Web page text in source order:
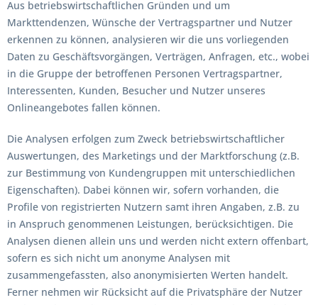
Aus betriebswirtschaftlichen Gründen und um
Markttendenzen, Wünsche der Vertragspartner und Nutzer
erkennen zu können, analysieren wir die uns vorliegenden
Daten zu Geschäftsvorgängen, Verträgen, Anfragen, etc., wobei
in die Gruppe der betroffenen Personen Vertragspartner,
Interessenten, Kunden, Besucher und Nutzer unseres
Onlineangebotes fallen können.
Die Analysen erfolgen zum Zweck betriebswirtschaftlicher
Auswertungen, des Marketings und der Marktforschung (z.B.
zur Bestimmung von Kundengruppen mit unterschiedlichen
Eigenschaften). Dabei können wir, sofern vorhanden, die
Profile von registrierten Nutzern samt ihren Angaben, z.B. zu
in Anspruch genommenen Leistungen, berücksichtigen. Die
Analysen dienen allein uns und werden nicht extern offenbart,
sofern es sich nicht um anonyme Analysen mit
zusammengefassten, also anonymisierten Werten handelt.
Ferner nehmen wir Rücksicht auf die Privatsphäre der Nutzer